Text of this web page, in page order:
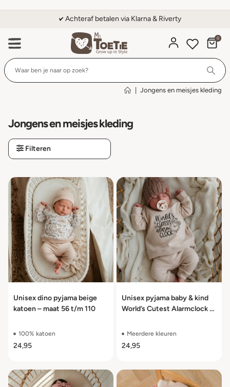
Achteraf betalen via Klarna & Riverty
0
Jongens en meisjes kleding
Jongens en meisjes kleding
Filteren
Unisex dino pyjama beige
katoen – maat 56 t/m 110
100% katoen
24,95
Unisex pyjama baby & kind
World’s Cutest Alarmclock –
Meerdere kleuren
24,95